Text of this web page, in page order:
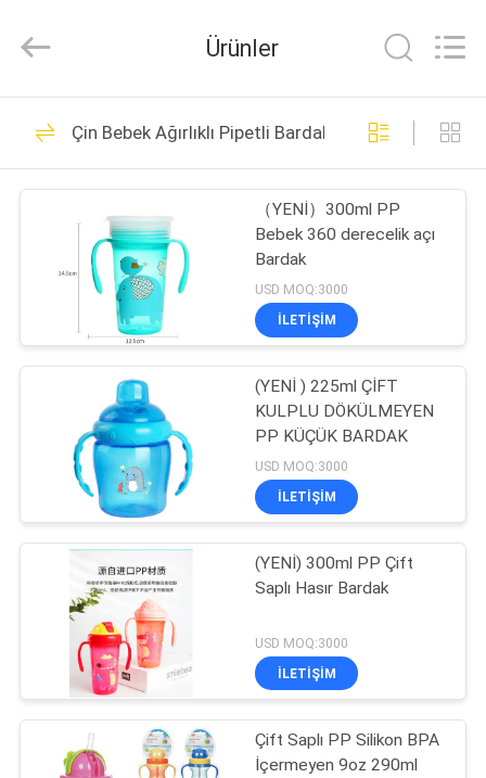
ANA
SAYFA
ÜRÜNLER
VİDEOLAR
HAKKIMIZDA
FABRIKA
TURU
KALITE
KONTROL
ULAŞIN
HABERLER
Ltd..
Yenidoğan Biberon
47
Polipropilen Bebek
Şişeleri
50
Bebek Emzik Şişesi
Ürünler
Çin Bebek Ağırlıklı Pipetli Bardak
（YENİ）300ml PP
Bebek 360 derecelik açı
Bardak
USD MOQ:3000
ILETIŞIM
(YENİ ) 225ml ÇİFT
KULPLU DÖKÜLMEYEN
PP KÜÇÜK BARDAK
USD MOQ:3000
ILETIŞIM
(YENİ) 300ml PP Çift
Saplı Hasır Bardak
USD MOQ:3000
ILETIŞIM
Çift Saplı PP Silikon BPA
İçermeyen 9oz 290ml